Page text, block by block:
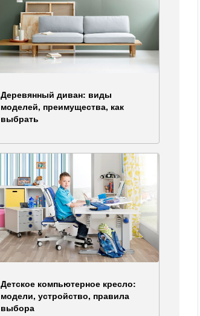
Деревянный диван: виды
моделей, преимущества, как
выбрать
Детское компьютерное кресло:
модели, устройство, правила
выбора